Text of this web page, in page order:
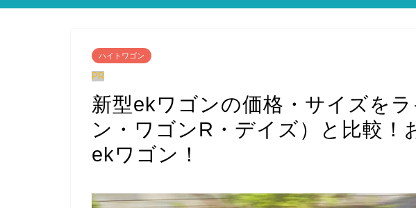
ハイトワゴン
PR
新型ekワゴンの価格・サイズを
ン・ワゴンR・デイズ）と比較！
ekワゴン！